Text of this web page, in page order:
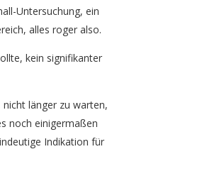
Untersuchung, ein
alles roger also.
kein signifikanter
länger zu warten,
noch einigermaßen
Indikation für